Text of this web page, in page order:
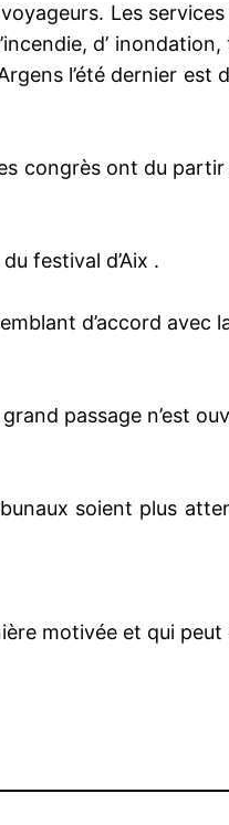
Les
d’
l’été dernier est
congrès ont du
festival d’Aix .
d’accord avec
passage n’est
soient plus
motivée et qui